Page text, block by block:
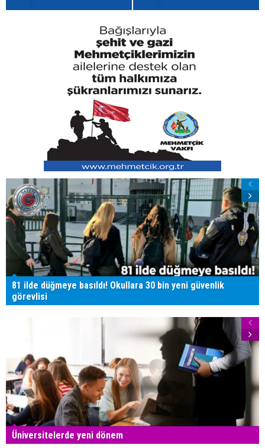
81 ilde düğmeye basıldı! Okullara 30 bin yeni güvenlik
görevlisi
Üniversitelerde yeni dönem